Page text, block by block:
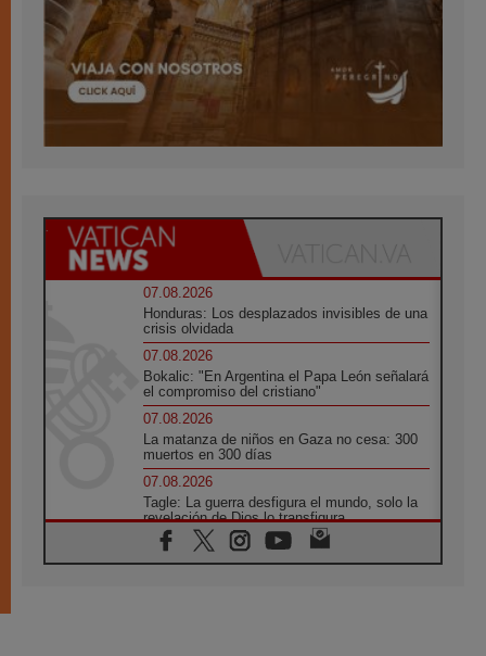
07.08.2026
Honduras: Los desplazados invisibles de una
crisis olvidada
07.08.2026
Bokalic: "En Argentina el Papa León señalará
el compromiso del cristiano"
07.08.2026
La matanza de niños en Gaza no cesa: 300
muertos en 300 días
07.08.2026
Tagle: La guerra desfigura el mundo, solo la
revelación de Dios lo transfigura
07.08.2026
Presentada la Trienal de Arte de las